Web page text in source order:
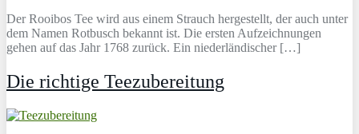
Der Rooibos Tee wird aus einem Strauch hergestellt, der auch unter
dem Namen Rotbusch bekannt ist. Die ersten Aufzeichnungen
gehen auf das Jahr 1768 zurück. Ein niederländischer […]
Die richtige Teezubereitung